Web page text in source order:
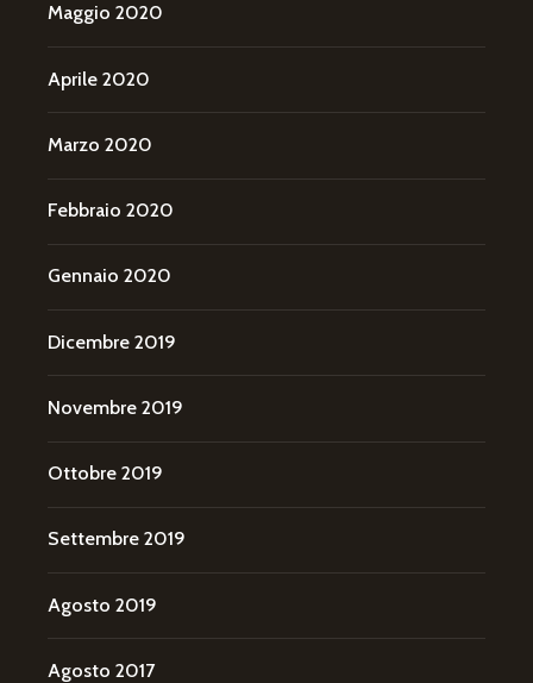
Maggio 2020
Aprile 2020
Marzo 2020
Febbraio 2020
Gennaio 2020
Dicembre 2019
Novembre 2019
Ottobre 2019
Settembre 2019
Agosto 2019
Agosto 2017